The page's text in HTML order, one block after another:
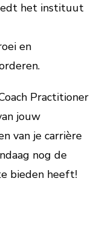
het instituut
en
Practitioner
jouw
van je carrière
nog de
bieden heeft!